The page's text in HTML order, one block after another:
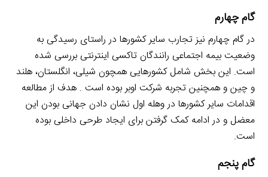
گام چهارم
در گام چهارم نیز تجارب سایر کشورها در راستای رسیدگی به
وضعیت بیمه اجتماعی رانندگان تاکسی اینترنتی بررسی شده
است. این بخش شامل کشورهایی همچون شیلی، انگلستان، هلند
و چین و همچنین تجربه شرکت اوبر بوده است . هدف از مطالعه
اقدامات سایر کشورها در وهله اول نشان دادن جهانی بودن این
معضل و در ادامه کمک گرفتن برای ایجاد طرحی داخلی بوده
است.
گام پنجم